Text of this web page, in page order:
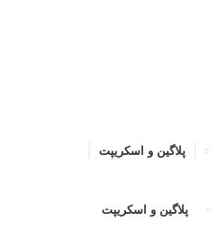
پلاگین و اسکریپت
پلاگین و اسکریپت